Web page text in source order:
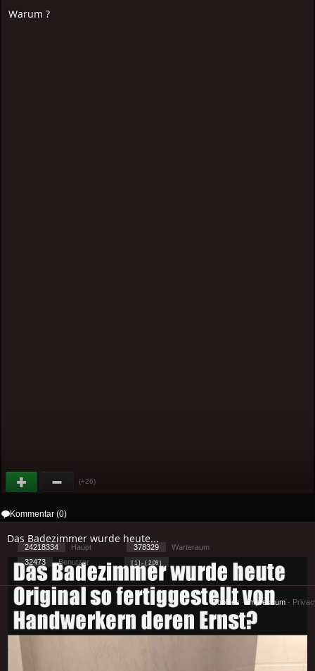
Warum ?
(+26)
Kommentar (0)
Das Badezimmer wurde heute...
24218334 Haupt 378329
Warteraum
32473
Benutzer [ 1 ] - ( 2.09 )
Cookies - Impressum -